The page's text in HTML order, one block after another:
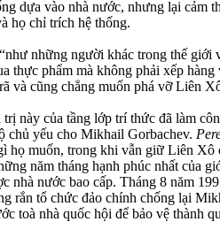
dựa vào nhà nước, nhưng lại cảm
họ chỉ trích hệ thống.
những người khác trong thế giới
thực phẩm mà không phải xếp
và cũng chẳng muốn phá vỡ Liên
này của tầng lớp trí thức đã làm
chủ yếu cho Mikhail Gorbachev.
họ muốn, trong khi vẫn giữ Liên
năm tháng hạnh phúc nhất của
nhà nước bao cấp. Tháng 8 năm
rắn tổ chức đảo chính chống lại
toà nhà quốc hội để bảo vệ thành